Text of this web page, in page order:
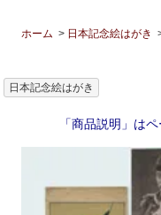
ホーム > 日本記念絵はがき
日本記念絵はがき
「商品説明」は